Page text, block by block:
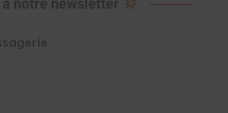
notre newsletter